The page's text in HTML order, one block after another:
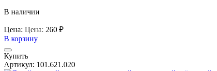
В наличии
Цена: Цена: 260 ₽
В корзину
Купить
Артикул: 101.621.020